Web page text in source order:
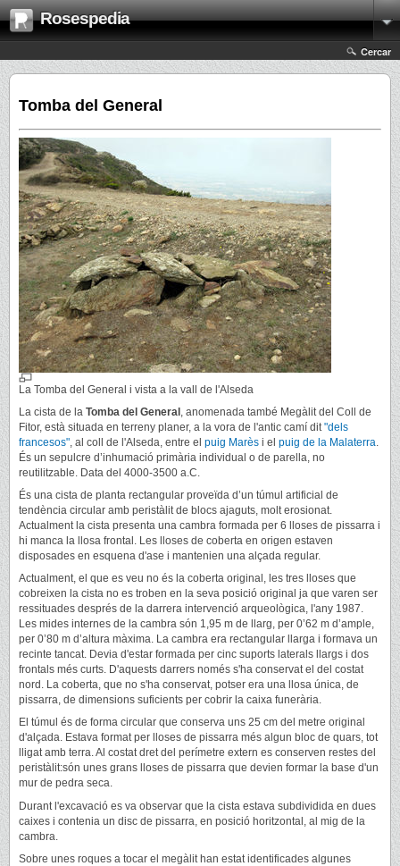
Rosespedia
Cercar
Tomba del General
La Tomba del General i vista a la vall de l'Alseda
La cista de la Tomba del General , anomenada també Megàlit del Coll de
Fitor, està situada en terreny planer, a la vora de l'antic camí dit"dels
francesos", al coll de l'Alseda, entre el puig Marès i el puig de la Malaterra.
És un sepulcre d’inhumació primària individual o de parella, no
reutilitzable. Data del 4000-3500 a.C.
És una cista de planta rectangular proveïda d’un túmul artificial de
tendència circular amb peristàlit de blocs ajaguts, molt erosionat.
Actualment la cista presenta una cambra formada per 6 lloses de pissarra i
hi manca la llosa frontal. Les lloses de coberta en origen estaven
disposades en esquena d'ase i mantenien una alçada regular.
Actualment, el que es veu no és la coberta original, les tres lloses que
cobreixen la cista no es troben en la seva posició original ja que varen ser
ressituades després de la darrera intervenció arqueològica, l'any 1987.
Les mides internes de la cambra són 1,95 m de llarg, per 0’62 m d’ample,
per 0’80 m d’altura màxima. La cambra era rectangular llarga i formava un
recinte tancat. Devia d'estar formada per cinc suports laterals llargs i dos
frontals més curts. D'aquests darrers només s'ha conservat el del costat
nord. La coberta, que no s'ha conservat, potser era una llosa única, de
pissarra, de dimensions suficients per cobrir la caixa funerària.
El túmul és de forma circular que conserva uns 25 cm del metre original
d'alçada. Estava format per lloses de pissarra més algun bloc de quars, tot
lligat amb terra. Al costat dret del perímetre extern es conserven restes del
peristàlit:són unes grans lloses de pissarra que devien formar la base d'un
mur de pedra seca.
Durant l'excavació es va observar que la cista estava subdividida en dues
caixes i contenia un disc de pissarra, en posició horitzontal, al mig de la
cambra.
Sobre unes roques a tocar el megàlit han estat identificades algunes